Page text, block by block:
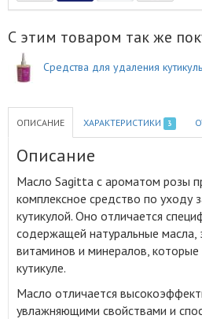
С этим товаром так же
Средства для удаления
ОПИСАНИЕ ХАРАКТЕРИСТИКИ 3
Описание
Масло Sagitta с ароматом розы
комплексное средство по уходу
кутикулой. Оно отличается
содержащей натуральные масла,
витаминов и минералов, которые
кутикуле.
Масло отличается
увлажняющими свойствами и